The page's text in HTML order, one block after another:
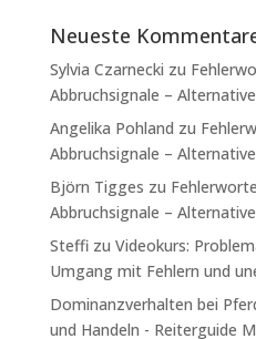
Neueste
Sylvia Czarnecki zu
Abbruchsignale –
Angelika Pohland zu
Abbruchsignale –
Björn Tigges zu
Abbruchsignale –
Steffizu Videokurs:
Umgang mit Fehlern und
Dominanzverhalten bei
und Handeln - Reiterguide